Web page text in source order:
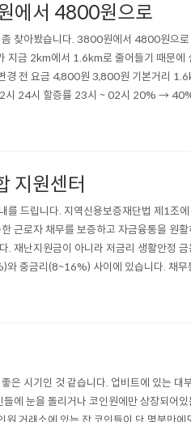
에서 4800원으로
찾아봤습니다. 3800원에서 4800원으
지금 2km에서 1.6km로 줄어들기 때문
경 전 요금 4,800원 3,800원 기본거리
시 24시 할증률 23시 ~ 02시 20% →
이제는 만원을 내야 할테니까요. 서울 택
지원센터
드립니다. 지역신용보증재단법 제1조
근로자 채무를 보증하고 자금융통을 원
. 재난지원금이 아니라 저금리 생활안정
중금리(8~16%) 사이에 있습니다. 채무
또는 고금리 기대출을 이용중인 근로자
은 시기인 것 같습니다. 업비트에 있는 대
에 눈을 돌리거나 코인원에만 상장되어